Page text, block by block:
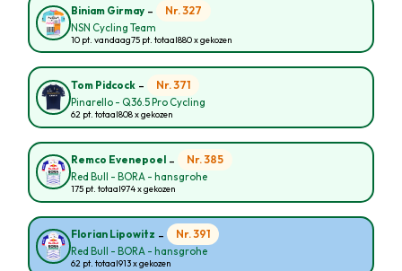
Biniam Girmay - Nr. 327
NSN Cycling Team
10 pt. vandaag75 pt. totaal880 x gekozen
Tom Pidcock - Nr. 371
Pinarello - Q36.5 Pro Cycling
62 pt. totaal808 x gekozen
Remco Evenepoel - Nr. 385
Red Bull - BORA - hansgrohe
175 pt. totaal974 x gekozen
Florian Lipowitz - Nr. 391
Red Bull - BORA - hansgrohe
62 pt. totaal913 x gekozen